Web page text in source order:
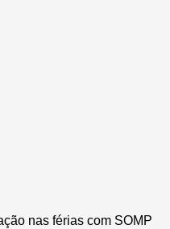
nas férias com SOMP